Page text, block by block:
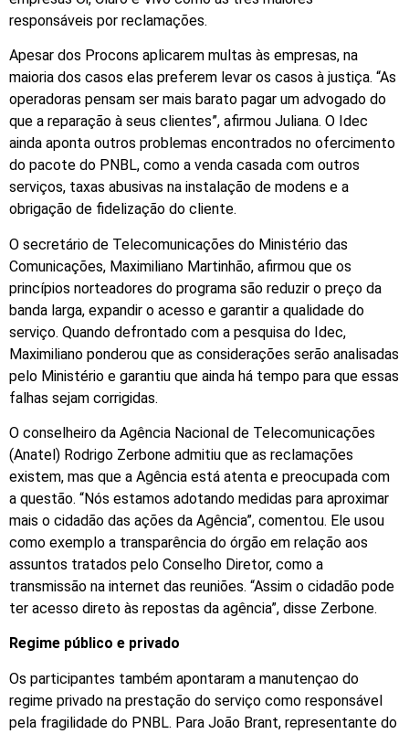
responsáveis por reclamações.
Apesar dos Procons aplicarem multas às empresas, na
maioria dos casos elas preferem levar os casos à justiça. “As
operadoras pensam ser mais barato pagar um advogado do
que a reparação à seus clientes”, afirmou Juliana. O Idec
ainda aponta outros problemas encontrados no ofercimento
do pacote do PNBL, como a venda casada com outros
serviços, taxas abusivas na instalação de modens e a
obrigação de fidelização do cliente.
O secretário de Telecomunicações do Ministério das
Comunicações, Maximiliano Martinhão, afirmou que os
princípios norteadores do programa são reduzir o preço da
banda larga, expandir o acesso e garantir a qualidade do
serviço. Quando defrontado com a pesquisa do Idec,
Maximiliano ponderou que as considerações serão analisadas
pelo Ministério e garantiu que ainda há tempo para que essas
falhas sejam corrigidas.
O conselheiro da Agência Nacional de Telecomunicações
(Anatel) Rodrigo Zerbone admitiu que as reclamações
existem, mas que a Agência está atenta e preocupada com
a questão. “Nós estamos adotando medidas para aproximar
mais o cidadão das ações da Agência”, comentou. Ele usou
como exemplo a transparência do órgão em relação aos
assuntos tratados pelo Conselho Diretor, como a
transmissão na internet das reuniões. “Assim o cidadão pode
ter acesso direto às repostas da agência”, disse Zerbone.
Regime público e privado
Os participantes também apontaram a manutençao do
regime privado na prestação do serviço como responsável
pela fragilidade do PNBL. Para João Brant, representante do